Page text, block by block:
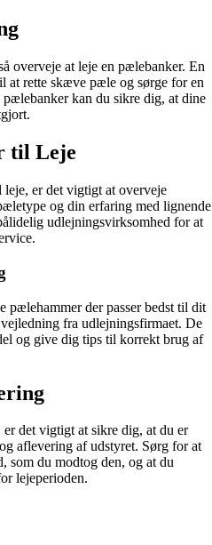
overveje at leje en pælebanker. En
rette skæve pæle og sørge for en
kan du sikre dig, at dine
til Leje
er det vigtigt at overveje
og din erfaring med lignende
udlejningsvirksomhed for at
der passer bedst til dit
fra udlejningsfirmaet. De
og give dig tips til korrekt brug af
det vigtigt at sikre dig, at du er
aflevering af udstyret. Sørg for at
som du modtog den, og at du
lejeperioden.